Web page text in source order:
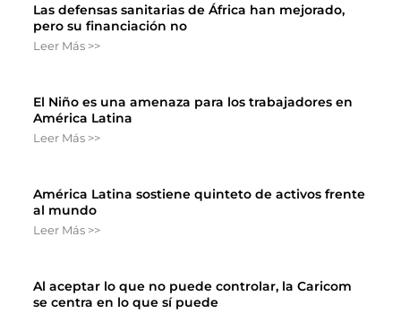
Las defensas sanitarias de África han mejorado,
pero su financiación no
Leer Más >>
El Niño es una amenaza para los trabajadores en
América Latina
Leer Más >>
América Latina sostiene quinteto de activos frente
al mundo
Leer Más >>
Al aceptar lo que no puede controlar, la Caricom
se centra en lo que sí puede